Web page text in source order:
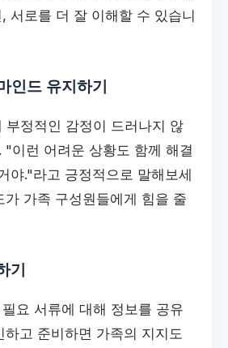
서로를 더 잘 이해할 수 있습니
인드 유지하기
부정적인 감정이 드러나지 않
"이런 어려운 상황도 함께 해결
야."라고 긍정적으로 말해보세
가 가족 구성원들에게 힘을 줄
기
요 서류에 대해 정보를 공유
하고 준비하면 가족의 지지도